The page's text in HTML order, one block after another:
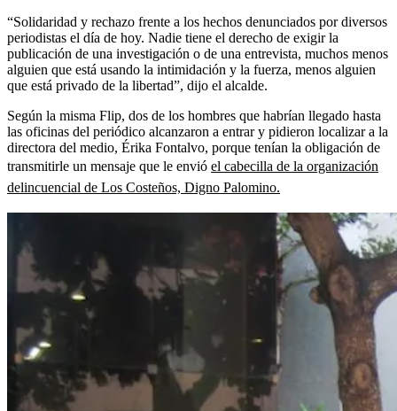
“Solidaridad y rechazo frente a los hechos denunciados por diversos
periodistas el día de hoy. Nadie tiene el derecho de exigir la
publicación de una investigación o de una entrevista, muchos menos
alguien que está usando la intimidación y la fuerza, menos alguien
que está privado de la libertad”, dijo el alcalde.
Según la misma Flip, dos de los hombres que habrían llegado hasta
las oficinas del periódico alcanzaron a entrar y pidieron localizar a la
directora del medio, Érika Fontalvo, porque tenían la obligación de
transmitirle un mensaje que le envió el cabecilla de la organización
delincuencial de Los Costeños, Digno Palomino.